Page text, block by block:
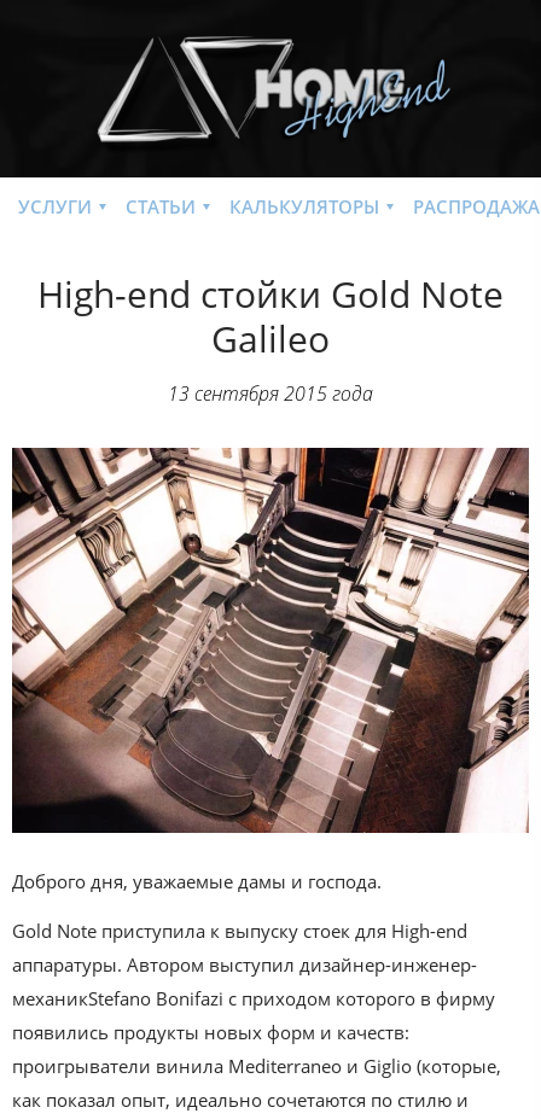
УСЛУГИ СТАТЬИ КАЛЬКУЛЯТОРЫ РАСПРОДАЖА
High-end стойки Gold Note
Galileo
13 сентября 2015 года
Доброго дня, уважаемые дамы и господа.
Gold Note приступила к выпуску стоек для High-end
аппаратуры. Автором выступил дизайнер-инженер-
механикStefano Bonifazi с приходом которого в фирму
появились продукты новых форм и качеств:
проигрыватели винила Mediterraneo и Giglio (которые,
как показал опыт, идеально сочетаются по стилю и